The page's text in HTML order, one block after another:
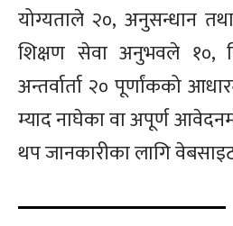
योग्यताले २०, अनुसन्धान
शिक्षण सेवा अनुभवले १०,
अन्तर्वार्ता २० पूर्णांकको
म्याद नाघेका वा अपूर्ण
थप जानकारीका लागि